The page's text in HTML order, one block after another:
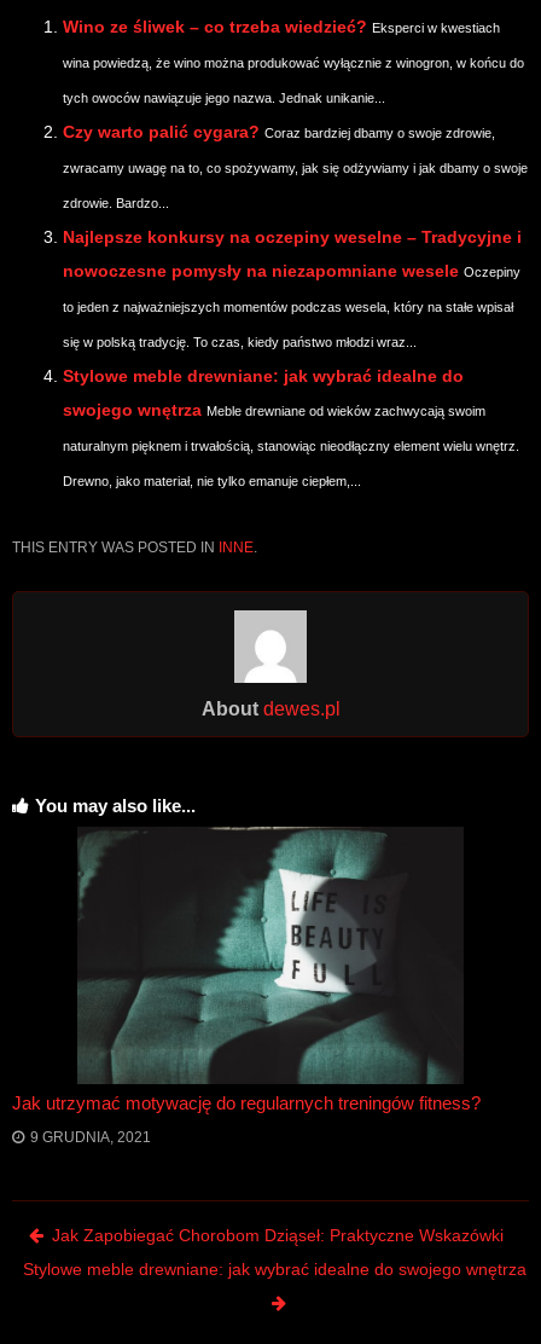
Wino ze śliwek – co trzeba wiedzieć? Eksperci w kwestiach
wina powiedzą, że wino można produkować wyłącznie z winogron, w końcu do
tych owoców nawiązuje jego nazwa. Jednak unikanie...
Czy warto palić cygara? Coraz bardziej dbamy o swoje zdrowie,
zwracamy uwagę na to, co spożywamy, jak się odżywiamy i jak dbamy o swoje
zdrowie. Bardzo...
Najlepsze konkursy na oczepiny weselne – Tradycyjne i
nowoczesne pomysły na niezapomniane wesele Oczepiny
to jeden z najważniejszych momentów podczas wesela, który na stałe wpisał
się w polską tradycję. To czas, kiedy państwo młodzi wraz...
Stylowe meble drewniane: jak wybrać idealne do
swojego wnętrza Meble drewniane od wieków zachwycają swoim
naturalnym pięknem i trwałością, stanowiąc nieodłączny element wielu wnętrz.
Drewno, jako materiał, nie tylko emanuje ciepłem,...
THIS ENTRY WAS POSTED IN INNE
About dewes.pl
You may also like...
Jak utrzymać motywację do regularnych treningów fitness?
9 GRUDNIA, 2021
Post navigation
Jak Zapobiegać Chorobom Dziąseł: Praktyczne Wskazówki
Stylowe meble drewniane: jak wybrać idealne do swojego wnętrza